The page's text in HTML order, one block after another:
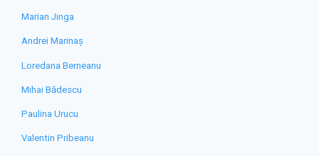
Marian Jinga
Andrei Marinaș
Loredana Berneanu
Mihai Bădescu
Paulina Urucu
Valentin Pribeanu